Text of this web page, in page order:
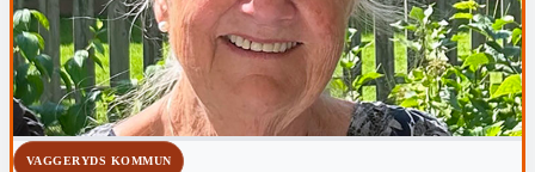
VAGGERYDS KOMMUN